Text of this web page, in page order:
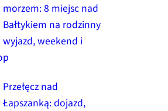
morzem: 8 miejsc nad
Bałtykiem na rodzinny
wyjazd, weekend i
Przełęcz nad
Łapszanką: dojazd,